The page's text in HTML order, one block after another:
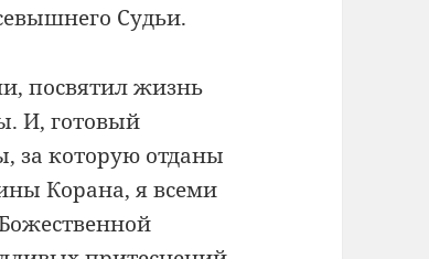
Судьи.
посвятил жизнь
И, готовый
за которую отданы
Корана, я всеми